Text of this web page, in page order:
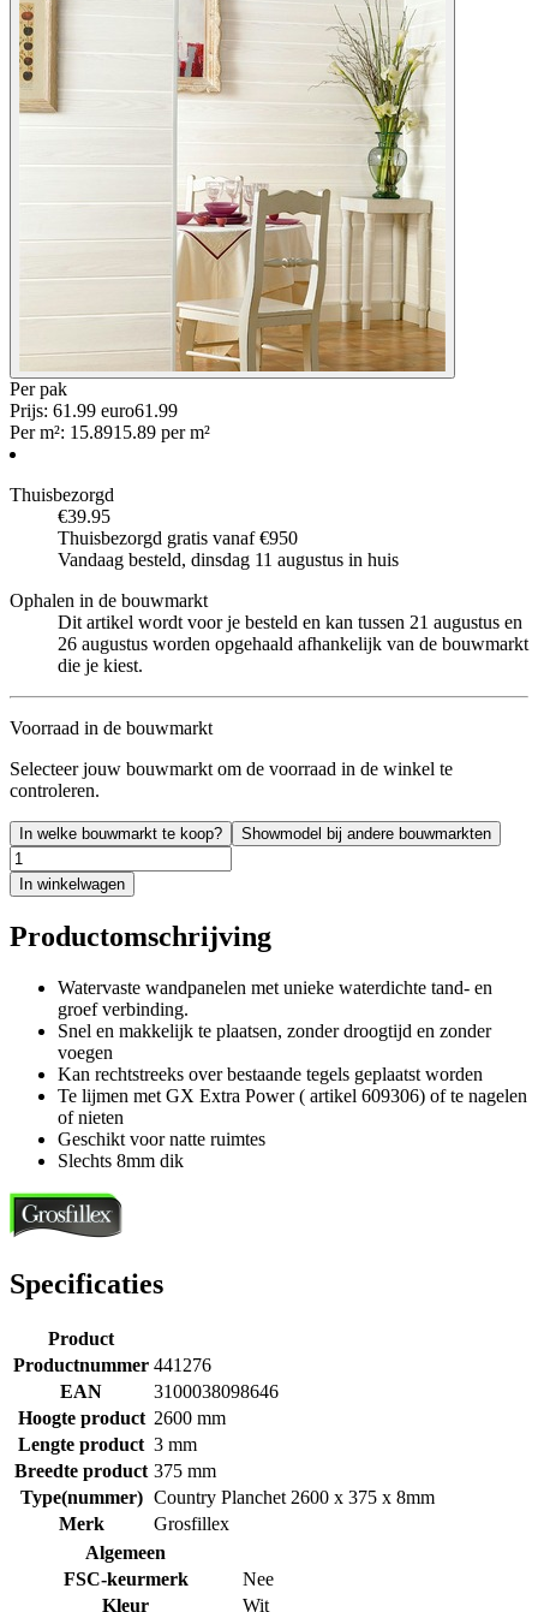
Per pak
Prijs: 61.99 euro61 .99
Per m²: 15.8915.89 per m²
Thuisbezorgd
€39.95
Thuisbezorgd gratis vanaf €950
Vandaag besteld, dinsdag 11 augustus in huis
Ophalen in de bouwmarkt
Dit artikel wordt voor je besteld en kan tussen 21 augustus en
26 augustus worden opgehaald afhankelijk van de bouwmarkt
die je kiest.
Voorraad in de bouwmarkt
Selecteer jouw bouwmarkt om de voorraad in de winkel te
controleren.
In welke bouwmarkt te koop? Showmodel bij andere bouwmarkten
In winkelwagen
Productomschrijving
Watervaste wandpanelen met unieke waterdichte tand- en
groef verbinding.
Snel en makkelijk te plaatsen, zonder droogtijd en zonder
voegen
Kan rechtstreeks over bestaande tegels geplaatst worden
Te lijmen met GX Extra Power ( artikel 609306) of te nagelen
of nieten
Geschikt voor natte ruimtes
Slechts 8mm dik
Specificaties
Product
Productnummer 441276
EAN
3100038098646
Hoogte product 2600 mm
Lengte product 3 mm
Breedte product 375 mm
Type(nummer) Country Planchet 2600 x 375 x 8mm
Merk
Grosfillex
Algemeen
FSC-keurmerk
Nee
Kleur
Wit